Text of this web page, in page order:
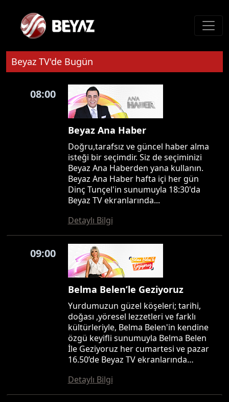
Beyaz TV'de Bugün
08:00
Beyaz Ana Haber
Doğru,tarafsız ve güncel haber alma
isteği bir seçimdir. Siz de seçiminizi
Beyaz Ana Haberden yana kullanın.
Beyaz Ana Haber hafta içi her gün
Dinç Tunçel'in sunumuyla 18:30'da
Beyaz TV ekranlarında...
Detaylı Bilgi
09:00
Belma Belen’le Geziyoruz
Yurdumuzun güzel köşeleri; tarihi,
doğası ,yöresel lezzetleri ve farklı
kültürleriyle, Belma Belen'in kendine
özgü keyifli sunumuyla Belma Belen
İle Geziyoruz her cumartesi ve pazar
16.50’de Beyaz TV ekranlarında…
Detaylı Bilgi